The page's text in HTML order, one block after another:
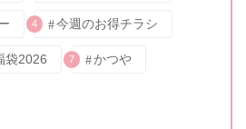
4 今週のお得チラシ
袋2026 7 かつや